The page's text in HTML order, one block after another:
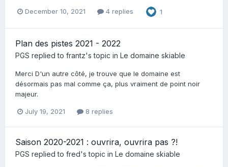
December 10, 2021 4 replies 1
Plan des pistes 2021 - 2022
PGS replied to frantz's topic in Le domaine skiable
Merci D'un autre côté, je trouve que le domaine est
désormais pas mal comme ça, plus vraiment de point noir
majeur.
July 19, 2021 8 replies
Saison 2020-2021 : ouvrira, ouvrira pas ?!
PGS replied to fred's topic in Le domaine skiable